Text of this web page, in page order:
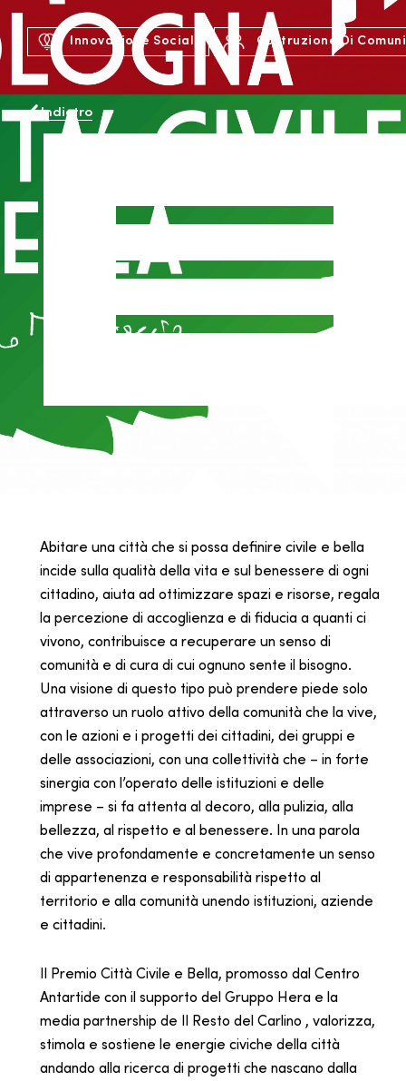
Innovazione Sociale Costruzione Di
Indietro
Abitare una città che si possa definire civile e bella
incide sulla qualità della vita e sul benessere di ogni
cittadino, aiuta ad ottimizzare spazi e risorse, regala
la percezione di accoglienza e di fiducia a quanti ci
vivono, contribuisce a recuperare un senso di
comunità e di cura di cui ognuno sente il bisogno.
Una visione di questo tipo può prendere piede solo
attraverso un ruolo attivo della comunità che la vive,
con le azioni e i progetti dei cittadini, dei gruppi e
delle associazioni, con una collettività che – in forte
sinergia con l’operato delle istituzioni e delle
imprese – si fa attenta al decoro, alla pulizia, alla
bellezza, al rispetto e al benessere. In una parola
che vive profondamente e concretamente un senso
di appartenenza e responsabilità rispetto al
territorio e alla comunità unendo istituzioni, aziende
e cittadini.
Il Premio Città Civile e Bella, promosso dal Centro
Antartide con il supporto del Gruppo Hera e la
media partnership de Il Resto del Carlino , valorizza,
stimola e sostiene le energie civiche della città
andando alla ricerca di progetti che nascano dalla